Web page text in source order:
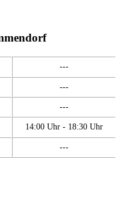
---
---
---
14:00 Uhr - 18:30 Uhr
---